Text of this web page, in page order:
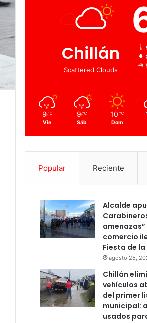
Chillán
Scattered Clouds
9 ℃
Vie
9 ℃
Sáb
10 ℃
Dom
Popular Reciente
Alcalde
comercio
Fiesta de
agosto 25,
Chillán
vehículos
del primer
municipal:
usados